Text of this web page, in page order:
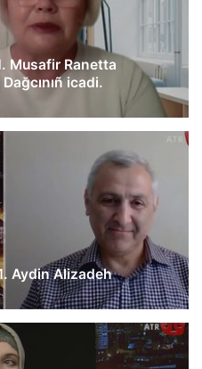
Musafir Ranetta
icadi.
Aydin Alizadeh